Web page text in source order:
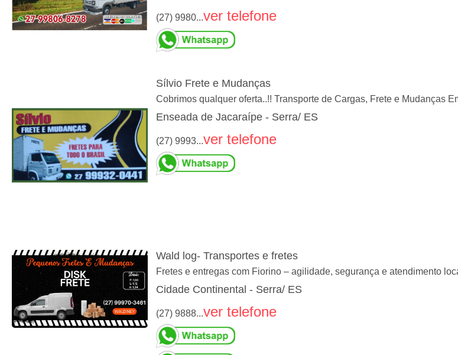
(27) 9980...ver telefone
Sílvio Frete e Mudanças
Cobrimos qualquer oferta..!! Transporte de Cargas, Frete e Mudanças
Enseada de Jacaraípe - Serra/ ES
(27) 9993...ver telefone
Wald log- Transportes e fretes
Fretes e entregas com Fiorino – agilidade, segurança e atendimento
Cidade Continental - Serra/ ES
(27) 9888...ver telefone